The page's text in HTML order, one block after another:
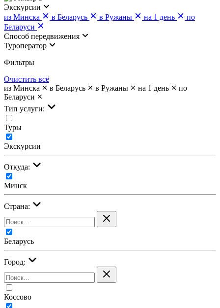
Экскурсии
из Минска
в Беларусь в Ружаны на 1 день
по
Беларуси
Cпособ передвижения
Туроператор
Фильтры
Очистить всё
из Минска
в Беларусь в Ружаны на 1 день
по
Беларуси
Тип услуги:
Туры
Экскурсии
Откуда:
Минск
Страна:
Беларусь
Город:
Коссово